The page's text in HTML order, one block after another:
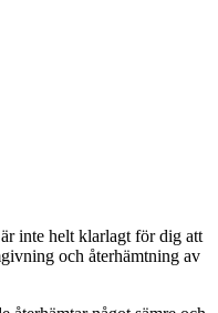
inte helt klarlagt för dig att
och återhämtning av